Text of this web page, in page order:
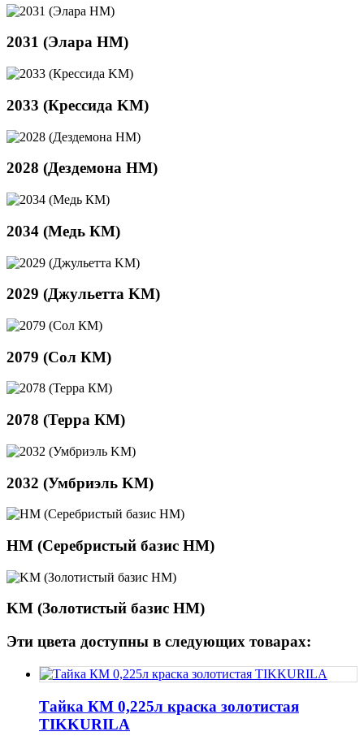
2031 (Элара HM)
2033 (Крессида KM)
2028 (Дездемона HM)
2034 (Медь КМ)
2029 (Джульетта KM)
2079 (Сол КМ)
2078 (Терра КМ)
2032 (Умбриэль KM)
HM (Серебристый базис НМ)
KM (Золотистый базис НМ)
Эти цвета доступны в следующих товарах:
Тайка КМ 0,225л краска золотистая
TIKKURILA